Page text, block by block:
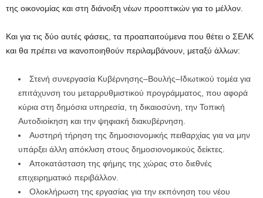
της οικονομίας και στη διάνοιξη νέων προοπτικών για το μέλλον.
Και για τις δύο αυτές φάσεις, τα προαπαιτούμενα που θέτει ο ΣΕΛΚ
και θα πρέπει να ικανοποιηθούν περιλαμβάνουν, μεταξύ άλλων:
Στενή συνεργασία Κυβέρνησης–Βουλής–Ιδιωτικού τομέα για
επιτάχυνση του μεταρρυθμιστικού προγράμματος, που αφορά
κύρια στη δημόσια υπηρεσία, τη δικαιοσύνη, την Τοπική
Αυτοδιοίκηση και την ψηφιακή διακυβέρνηση.
Αυστηρή τήρηση της δημοσιονομικής πειθαρχίας για να μην
υπάρξει άλλη απόκλιση στους δημοσιονομικούς δείκτες.
Αποκατάσταση της φήμης της χώρας στο διεθνές
επιχειρηματικό περιβάλλον.
Ολοκλήρωση της εργασίας για την εκπόνηση του νέου